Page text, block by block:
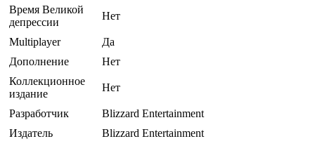
Время Великой
депрессии
Нет
Multiplayer
Да
Дополнение
Нет
Коллекционное
издание
Нет
Разработчик
Blizzard Entertainment
Издатель
Blizzard Entertainment